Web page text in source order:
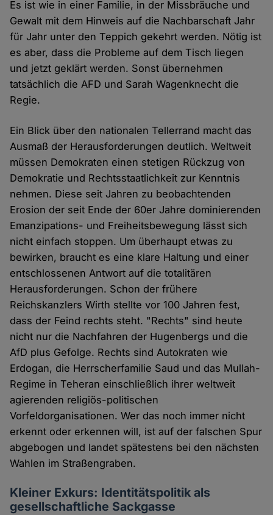
Es ist wie in einer Familie, in der Missbräuche und
Gewalt mit dem Hinweis auf die Nachbarschaft Jahr
für Jahr unter den Teppich gekehrt werden. Nötig ist
es aber, dass die Probleme auf dem Tisch liegen
und jetzt geklärt werden. Sonst übernehmen
tatsächlich die AFD und Sarah Wagenknecht die
Regie.
Ein Blick über den nationalen Tellerrand macht das
Ausmaß der Herausforderungen deutlich. Weltweit
müssen Demokraten einen stetigen Rückzug von
Demokratie und Rechtsstaatlichkeit zur Kenntnis
nehmen. Diese seit Jahren zu beobachtenden
Erosion der seit Ende der 60er Jahre dominierenden
Emanzipations- und Freiheitsbewegung lässt sich
nicht einfach stoppen. Um überhaupt etwas zu
bewirken, braucht es eine klare Haltung und einer
entschlossenen Antwort auf die totalitären
Herausforderungen. Schon der frühere
Reichskanzlers Wirth stellte vor 100 Jahren fest,
dass der Feind rechts steht. "Rechts" sind heute
nicht nur die Nachfahren der Hugenbergs und die
AfD plus Gefolge. Rechts sind Autokraten wie
Erdogan, die Herrscherfamilie Saud und das Mullah-
Regime in Teheran einschließlich ihrer weltweit
agierenden religiös-politischen
Vorfeldorganisationen. Wer das noch immer nicht
erkennt oder erkennen will, ist auf der falschen Spur
abgebogen und landet spätestens bei den nächsten
Wahlen im Straßengraben.
Kleiner Exkurs: Identitätspolitik als
gesellschaftliche Sackgasse